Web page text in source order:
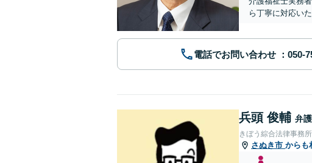
ら丁寧に対応いた
電話でお問い合わせ
兵頭 俊輔 弁
きぼう綜合法律事務所
さぬき市 からも